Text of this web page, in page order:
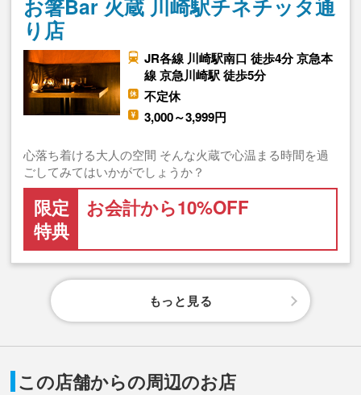
お箸Bar 火蔵 川崎駅チネチッタ通
り店
JR各線 川崎駅南口 徒歩4分 京急本
線 京急川崎駅 徒歩5分
不定休
3,000～3,999円
心落ち着ける大人の空間 そんな火蔵で心温まる時間を過
ごしてみてはいかがでしょうか？
限定
特典
お会計から10%OFF
もっと見る
この店舗からの周辺のお店